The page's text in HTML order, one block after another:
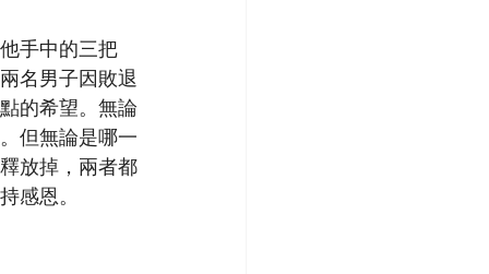
手中的三把
名男子因敗退
的希望。無論
但無論是哪一
放掉，兩者都
感恩。